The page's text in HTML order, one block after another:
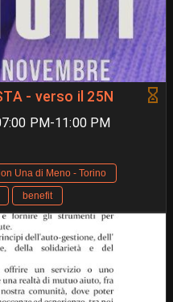
- verso il 25N
PM-11:00 PM
Una di Meno - Torino
benefit